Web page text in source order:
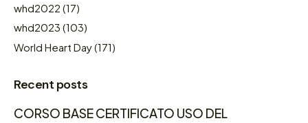
whd2022 (17)
whd2023 (103)
World Heart Day(171)
Recent posts
CORSO BASE CERTIFICATO USO DEL